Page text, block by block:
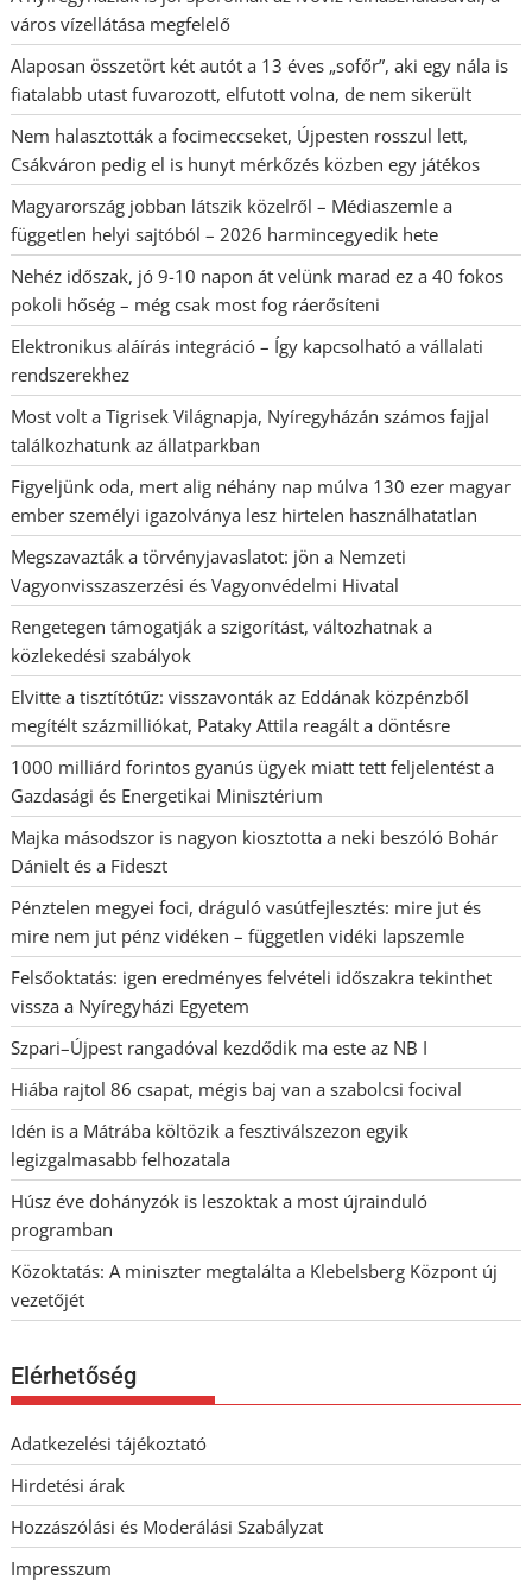
város vízellátása megfelelő
Alaposan összetört két autót a 13 éves „sofőr”, aki egy nála is
fiatalabb utast fuvarozott, elfutott volna, de nem sikerült
Nem halasztották a focimeccseket, Újpesten rosszul lett,
Csákváron pedig el is hunyt mérkőzés közben egy játékos
Magyarország jobban látszik közelről – Médiaszemle a
független helyi sajtóból – 2026 harmincegyedik hete
Nehéz időszak, jó 9-10 napon át velünk marad ez a 40 fokos
pokoli hőség – még csak most fog ráerősíteni
Elektronikus aláírás integráció – Így kapcsolható a vállalati
rendszerekhez
Most volt a Tigrisek Világnapja, Nyíregyházán számos fajjal
találkozhatunk az állatparkban
Figyeljünk oda, mert alig néhány nap múlva 130 ezer magyar
ember személyi igazolványa lesz hirtelen használhatatlan
Megszavazták a törvényjavaslatot: jön a Nemzeti
Vagyonvisszaszerzési és Vagyonvédelmi Hivatal
Rengetegen támogatják a szigorítást, változhatnak a
közlekedési szabályok
Elvitte a tisztítótűz: visszavonták az Eddának közpénzből
megítélt százmilliókat, Pataky Attila reagált a döntésre
1000 milliárd forintos gyanús ügyek miatt tett feljelentést a
Gazdasági és Energetikai Minisztérium
Majka másodszor is nagyon kiosztotta a neki beszóló Bohár
Dánielt és a Fideszt
Pénztelen megyei foci, dráguló vasútfejlesztés: mire jut és
mire nem jut pénz vidéken – független vidéki lapszemle
Felsőoktatás: igen eredményes felvételi időszakra tekinthet
vissza a Nyíregyházi Egyetem
Szpari–Újpest rangadóval kezdődik ma este az NB I
Hiába rajtol 86 csapat, mégis baj van a szabolcsi focival
Idén is a Mátrába költözik a fesztiválszezon egyik
legizgalmasabb felhozatala
Húsz éve dohányzók is leszoktak a most újrainduló
programban
Közoktatás: A miniszter megtalálta a Klebelsberg Központ új
vezetőjét
Elérhetőség
Adatkezelési tájékoztató
Hirdetési árak
Hozzászólási és Moderálási Szabályzat
Impresszum